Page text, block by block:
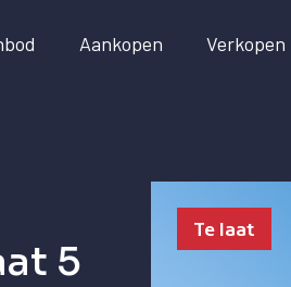
Aankopen Verkopen
5
Te laat